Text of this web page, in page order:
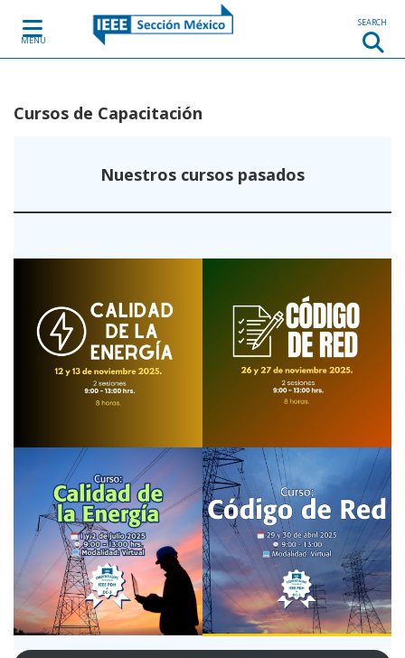
MENU
SEARCH
Cursos de Capacitación
Nuestros cursos pasados